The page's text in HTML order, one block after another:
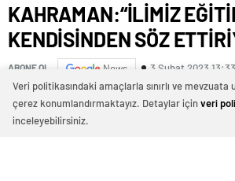
0 0
KAHRAMAN:“İLİMİZ
KENDİSİNDEN SÖZ
ABONE OL News 3 Şubat 2023 13:33
0 0
KAHRAMAN: “İLİMİZ EĞİTİMDE
ETTİRİYOR”
Veri politikasındaki amaçlarla sınırlı ve mevzuata
çerez konumlandırmaktayız. Detaylar içinveri
inceleyebilirsiniz.